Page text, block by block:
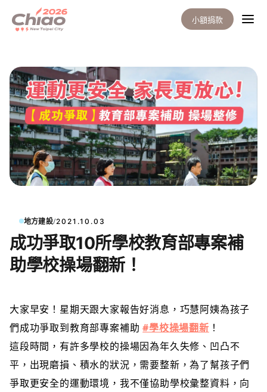
小額捐款
地方建設/2021.10.03
成功爭取10所學校教育部專案補
助學校操場翻新！
大家早安！星期天跟大家報告好消息，巧慧阿姨為孩子
們成功爭取到教育部專案補助#學校操場翻新 ！
這段時間，有許多學校的操場因為年久失修、凹凸不
平，出現磨損、積水的狀況，需要整新，為了幫孩子們
爭取更安全的運動環境，我不僅協助學校彙整資料，向